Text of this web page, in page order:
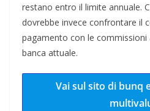
restano entro il limite annuale.
dovrebbe invece confrontare il
pagamento con le commissioni
banca attuale.
Vai sul sito di bunq